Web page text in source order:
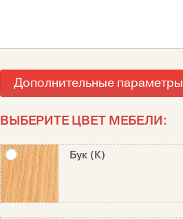
Дополнительные параметры
ВЫБЕРИТЕ ЦВЕТ МЕБЕЛИ:
Бук (К)